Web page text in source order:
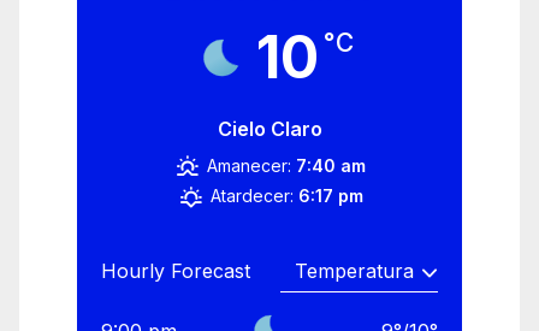
10 °C
Cielo Claro
Amanecer: 7:40 am
Atardecer: 6:17 pm
Hourly Forecast